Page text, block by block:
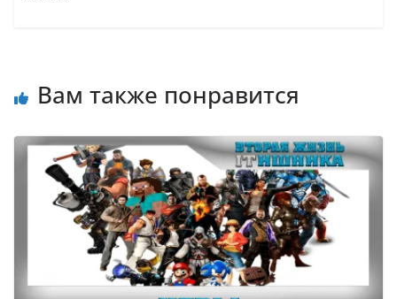
Вам также понравится